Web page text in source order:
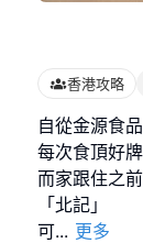
香港攻略
自從金源食
每次食頂好
而家跟住之
「北記」
可... 更多